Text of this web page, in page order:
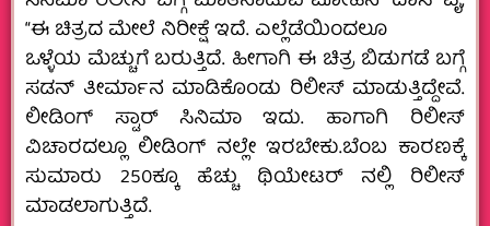
“ಈ ಚಿತ್ರದ ಮೇಲೆ ನಿರೀಕ್ಷೆ ಇದೆ. ಎಲ್ಲೆಡೆಯಿಂದಲೂ
ಒಳ್ಳೆಯ ಮೆಚ್ಚುಗೆ ಬರುತ್ತಿದೆ. ಹೀಗಾಗಿ ಈ ಚಿತ್ರ ಬಿಡುಗಡೆ ಬಗ್ಗೆ
ಸಡನ್‌ ತೀರ್ಮಾನ ಮಾಡಿಕೊಂಡು ರಿಲೀಸ್ ಮಾಡುತ್ತಿದ್ದೇವೆ.
ಲೀಡಿಂಗ್‌ ಸ್ಟಾರ್ ಸಿನಿಮಾ ಇದು. ಹಾಗಾಗಿ ರಿಲೀಸ್
ವಿಚಾರದಲ್ಲೂ ಲೀಡಿಂಗ್ ನಲ್ಲೇ ಇರಬೇಕು.ಬೆಂಬ ಕಾರಣಕ್ಕೆ
ಸುಮಾರು 250ಕ್ಕೂ ಹೆಚ್ಚು ಥಿಯೇಟರ್ ನಲ್ಲಿ ರಿಲೀಸ್
ಮಾಡಲಾಗುತ್ತಿದೆ.